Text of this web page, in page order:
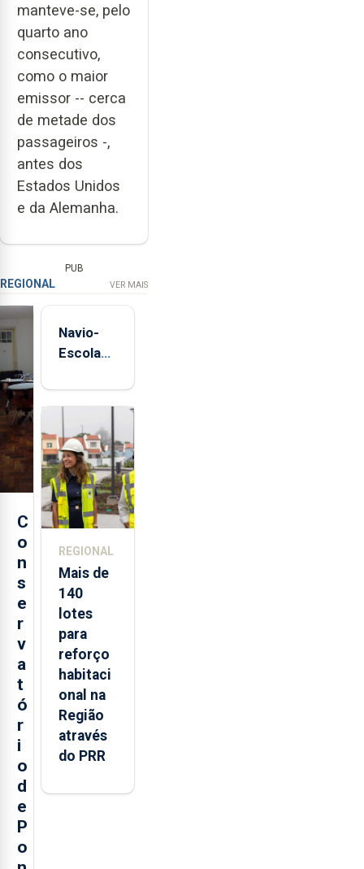
manteve-se, pelo
quarto ano
consecutivo,
como o maior
emissor -- cerca
de metade dos
passageiros -,
antes dos
Estados Unidos
e da Alemanha.
PUB
REGIONAL VER MAIS
C
o
n
s
e
r
v
a
t
ó
r
i
o
d
e
P
o
Navio-
Escola
está de
aos
Açores
REGIONAL
Mais de
140
lotes
para
reforço
habitaci
onal na
Região
através
do PRR